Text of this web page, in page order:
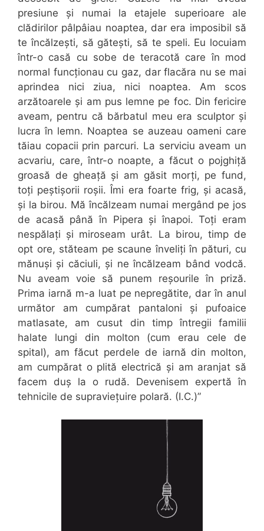
presiune și numai la etajele superioare ale
clădirilor pâlpâiau noaptea, dar era imposibil să
te încălzești, să gătești, să te speli. Eu locuiam
într-o casă cu sobe de teracotă care în mod
normal funcționau cu gaz, dar flacăra nu se mai
aprindea nici ziua, nici noaptea. Am scos
arzătoarele și am pus lemne pe foc. Din fericire
aveam, pentru că bărbatul meu era sculptor și
lucra în lemn. Noaptea se auzeau oameni care
tăiau copacii prin parcuri. La serviciu aveam un
acvariu, care, într-o noapte, a făcut o pojghiță
groasă de gheață și am găsit morți, pe fund,
toți peștișorii roșii. Îmi era foarte frig, și acasă,
și la birou. Mă încălzeam numai mergând pe jos
de acasă până în Pipera și înapoi. Toți eram
nespălați și miroseam urât. La birou, timp de
opt ore, stăteam pe scaune înveliți în pături, cu
mănuși și căciuli, și ne încălzeam bând vodcă.
Nu aveam voie să punem reșourile în priză.
Prima iarnă m-a luat pe nepregătite, dar în anul
următor am cumpărat pantaloni și pufoaice
matlasate, am cusut din timp întregii familii
halate lungi din molton (cum erau cele de
spital), am făcut perdele de iarnă din molton,
am cumpărat o plită electrică și am aranjat să
facem duș la o rudă. Devenisem expertă în
tehnicile de supraviețuire polară. (I.C.)”